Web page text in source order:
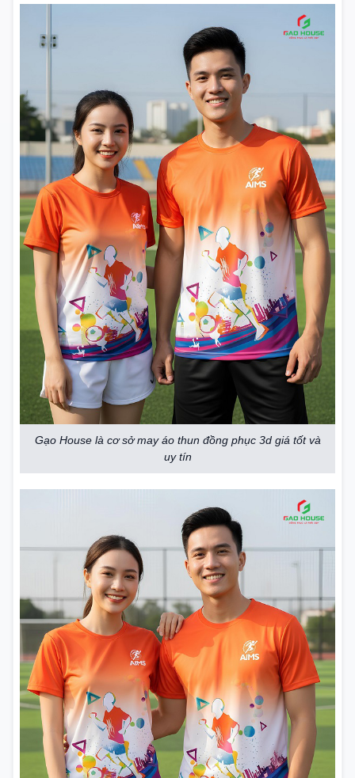
Gạo House là cơ sở may áo thun đồng phục 3d giá tốt và
uy tín